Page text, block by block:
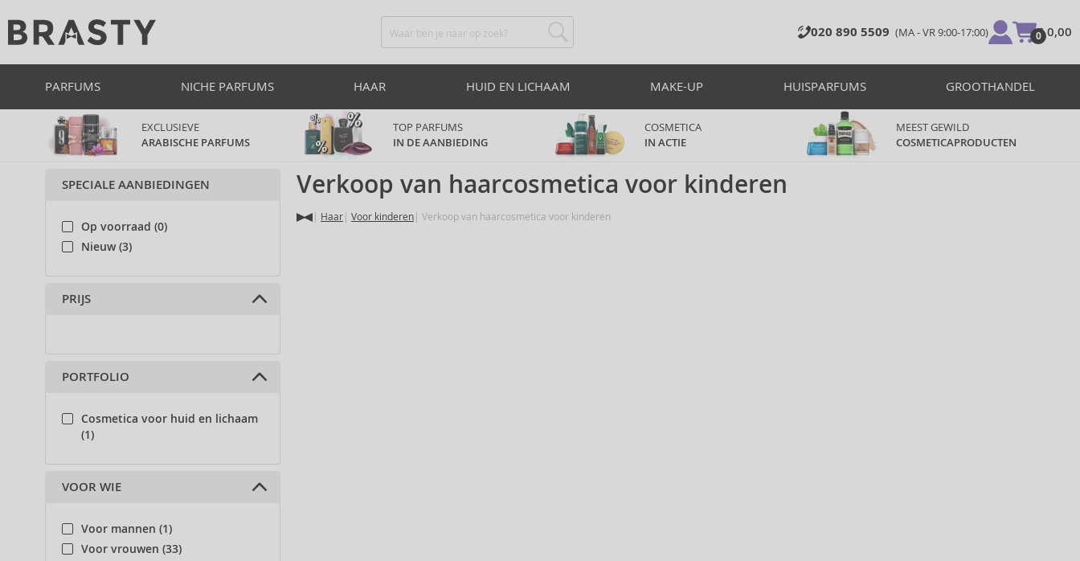
020 890 5509 (MA - VR 9:00-17:00) 0
€ 0,00
PARFUMS NICHE PARFUMS HAAR HUID EN LICHAAM MAKE-UP HUISPARFUMS GROOTHANDEL
EXCLUSIEVE
ARABISCHE PARFUMS
TOP PARFUMS
IN DE AANBIEDING
COSMETICA
IN ACTIE
MEEST GEWILD
COSMETICAPRODUCTEN
Verkoop van haarcosmetica voor kinderen
Haar Voor kinderen Verkoop van haarcosmetica voor kinderen
SPECIALE AANBIEDINGEN
Op voorraad (0)
Nieuw (3)
PRIJS
PORTFOLIO
Cosmetica voor huid en lichaam
(1)
VOOR WIE
Voor mannen (1)
Voor vrouwen (33)